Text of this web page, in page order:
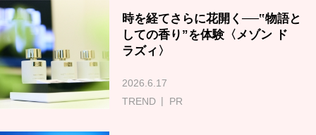
時を経てさらに花開く──‟物語と
しての香り”を体験〈メゾン ド
ラズィ〉
2026.6.17
TREND
PR